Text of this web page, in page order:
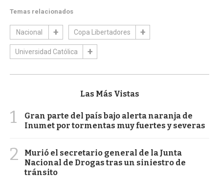
Temas relacionados
Nacional Copa Libertadores
Universidad Católica
Las Más Vistas
1
Gran parte del país bajo alerta naranja de
Inumet por tormentas muy fuertes y severas
2
Murió el secretario general de la Junta
Nacional de Drogas tras un siniestro de
tránsito